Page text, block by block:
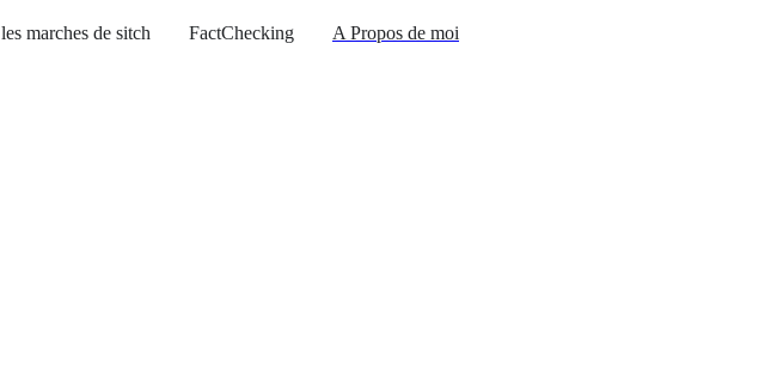
les marches de sitch FactChecking
A Propos de moi